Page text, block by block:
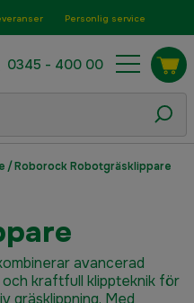
Personlig service
0345 - 400 00
/Roborock Robotgräsklippare
avancerad
kraftfull klippteknik för
gräsklippning. Med